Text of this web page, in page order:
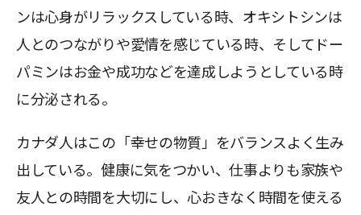
ンは心身がリラックスしている時、オキシトシンは
人とのつながりや愛情を感じている時、そしてドー
パミンはお金や成功などを達成しようとしている時
に分泌される。
カナダ人はこの「幸せの物質」をバランスよく生み
出している。健康に気をつかい、仕事よりも家族や
友人との時間を大切にし、心おきなく時間を使える